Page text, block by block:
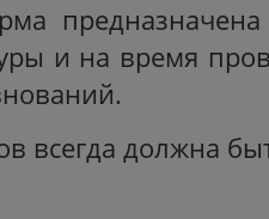
и на время
всегда должна